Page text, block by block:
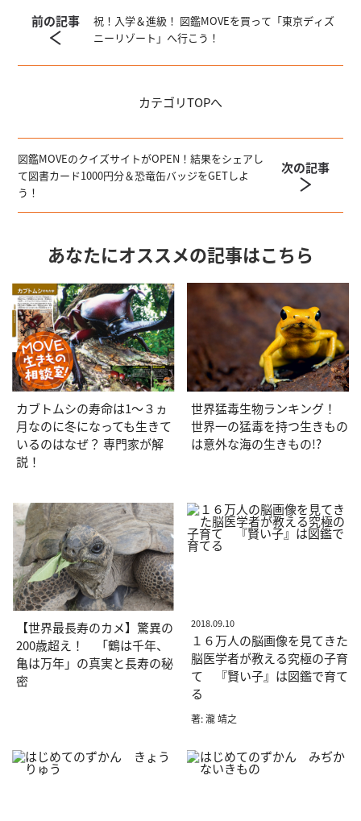
前の記事
祝！入学＆進級！ 図鑑MOVEを買って「東京ディズ
ニーリゾート」へ行こう！
カテゴリTOPへ
図鑑MOVEのクイズサイトがOPEN！結果をシェアし
て図書カード1000円分＆恐竜缶バッジをGETしよ
う！
次の記事
あなたにオススメの記事はこちら
カブトムシの寿命は1〜３ヵ
月なのに冬になっても生きて
いるのはなぜ？ 専門家が解
説！
世界猛毒生物ランキング！
世界一の猛毒を持つ生きもの
は意外な海の生きもの!?
【世界最長寿のカメ】驚異の
200歳超え！ 「鶴は千年、
亀は万年」の真実と長寿の秘
密
2018.09.10
１６万人の脳画像を見てきた
脳医学者が教える究極の子育
て 『賢い子』は図鑑で育て
る
著: 瀧 靖之